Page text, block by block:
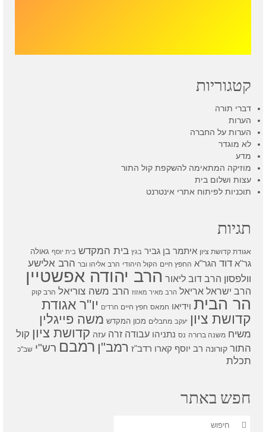
קטגוריות
דברי תורה
הערות
הערות על החברה
לא מוגדר
מדע
מוזיקה המתאימה להשקפת קול התור
עצות ושלום בית
תוכניות לפיתוח אתרי אינטרנט
תגיות
אגודת קדושת ציון איתמר בן גביר בגץ בית המקדש בית יוסף גאולה
גר"א דוד הגר"א החפץ חיים הקול היהודי הרב אליהו ובר הרב אלישע
וולפסון הרב דוב ליאור הרב יהודה אפשטיין
הרב ישראל אריאל הרב מאיר מאזוז הרב משה צוריאל הרב קוק
הר הבית וידיאו חמאס חפץ חיים חרדים יו"ר אגודת
קדושת ציון יעקב מחבלים מכון המקדש משה פייגלין
משיח משנה ברורה נס נתניהו עבודה זרה עזה קדושת ציון קול
התור קורונה רב יוסף קארו רדב"ז רמב"ן רמבם רש"י שב"כ
תכלת
חפש באתר
חפש